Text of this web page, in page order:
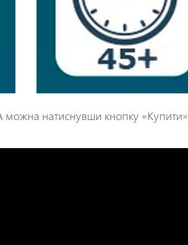
можна натиснувши кнопку «Купити»